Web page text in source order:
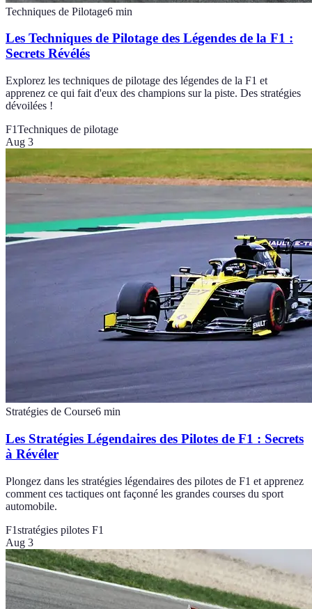
Techniques de Pilotage6 min
Les Techniques de Pilotage des Légendes de la F1 :
Secrets Révélés
Explorez les techniques de pilotage des légendes de la F1 et
apprenez ce qui fait d'eux des champions sur la piste. Des stratégies
dévoilées !
F1Techniques de pilotage
Aug 3
Stratégies de Course6 min
Les Stratégies Légendaires des Pilotes de F1 : Secrets
à Révéler
Plongez dans les stratégies légendaires des pilotes de F1 et apprenez
comment ces tactiques ont façonné les grandes courses du sport
automobile.
F1stratégies pilotes F1
Aug 3